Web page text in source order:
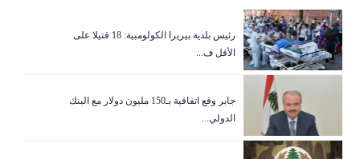
رئيس بلدية بيريرا الكولومبية: 18 قتيلا على
الأقل ف...
جابر وقع اتفاقية بـ150 مليون دولار مع البنك
الدولي...